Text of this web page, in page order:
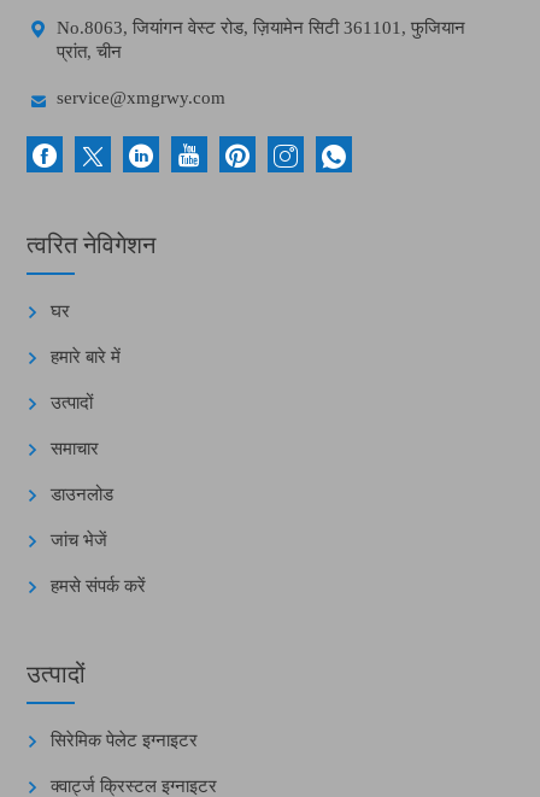

No.8063, जियांगन वेस्ट रोड, ज़ियामेन सिटी 361101, फुजियान
प्रांत, चीन
 service@xmgrwy.com
त्वरित नेविगेशन
घर
हमारे बारे में
उत्पादों
समाचार
डाउनलोड
जांच भेजें
हमसे संपर्क करें
उत्पादों
सिरेमिक पेलेट इग्नाइटर
क्वार्ट्ज क्रिस्टल इग्नाइटर